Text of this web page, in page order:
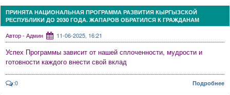
ПРИНЯТА НАЦИОНАЛЬНАЯ ПРОГРАММА РАЗВИТИЯ КЫРГЫЗСКОЙ
РЕСПУБЛИКИ ДО 2030 ГОДА. ЖАПАРОВ ОБРАТИЛСЯ К ГРАЖДАНАМ
Автор - Админ 11-06-2025, 16:21
Успех Программы зависит от нашей сплоченности, мудрости и
готовности каждого внести свой вклад
:0 Подробнее